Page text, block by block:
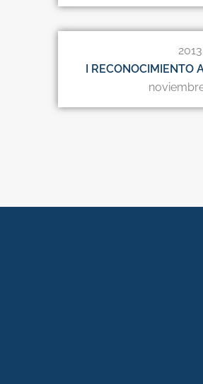
2013
I RECONOCIMIENTO